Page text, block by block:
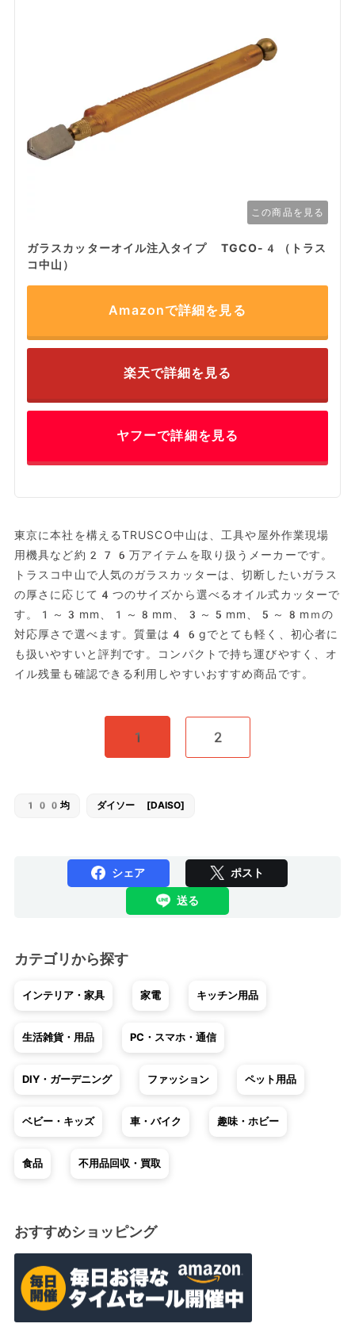
この商品を見る
ガラスカッターオイル注入タイプ TGCO-4（トラス
コ中山）
Amazonで詳細を見る
楽天で詳細を見る
ヤフーで詳細を見る
東京に本社を構えるTRUSCO中山は、工具や屋外作業現場
用機具など約276万アイテムを取り扱うメーカーです。
トラスコ中山で人気のガラスカッターは、切断したいガラス
の厚さに応じて4つのサイズから選べるオイル式カッターで
す。1～3mm、1～8mm、3～5mm、5～8mｍの
対応厚さで選べます。質量は46gでとても軽く、初心者に
も扱いやすいと評判です。コンパクトで持ち運びやすく、オ
イル残量も確認できる利用しやすいおすすめ商品です。
1 2
100均 ダイソー [DAISO]
シェア ポスト
送る
カテゴリから探す
インテリア・家具 家電 キッチン用品
生活雑貨・用品 PC・スマホ・通信
DIY・ガーデニング ファッション ペット用品
ベビー・キッズ 車・バイク 趣味・ホビー
食品 不用品回収・買取
おすすめショッピング